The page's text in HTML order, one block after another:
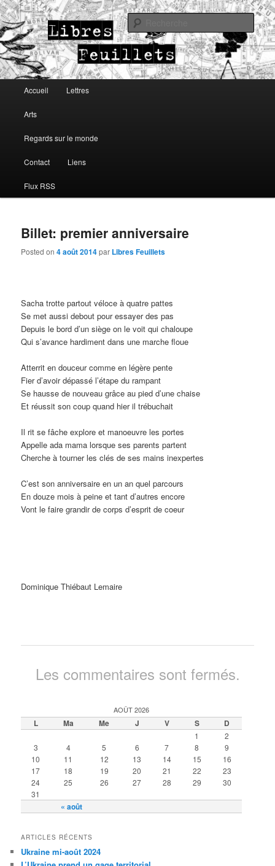
Libres Feuillets
Lettres, arts, regards sur le monde
Aller au contenu principal
Aller au contenu secondaire
Accueil Lettres
Arts
Regards sur le monde
Contact Liens
Flux RSS
Billet: premier anniversaire
Posted on4 août 2014par Libres Feuillets
Sacha trotte partout véloce à quatre pattes
Se met aussi debout pour essayer des pas
Depuis le bord d’un siège on le voit qui chaloupe
Qui s’avance hardiment dans une marche floue
Atterrit en douceur comme en légère pente
Fier d’avoir dépassé l’étape du rampant
Se hausse de nouveau grâce au pied d’une chaise
Et réussit son coup quand hier il trébuchait
Il rit se fâche explore et manoeuvre les portes
Appelle ada mama lorsque ses parents partent
Cherche à tourner les clés de ses mains inexpertes
C’est son anniversaire en un an quel parcours
En douze mois à peine et tant d’autres encore
Vont le faire grandir de corps d’esprit de coeur
Dominique Thiébaut Lemaire
Les commentaires sont fermés.
AOÛT 2026
L Ma Me J V S D
« août
1
2
3
4 5 6 7 8
9
10
11 12 13 14 15
16
17
18 19 20 21 22
23
24
25 26 27 28 29
30
31
ARTICLES RÉCENTS
Ukraine mi-août 2024